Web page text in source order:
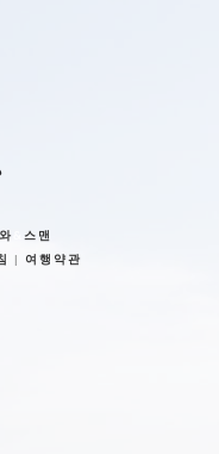
스맨
여행약관